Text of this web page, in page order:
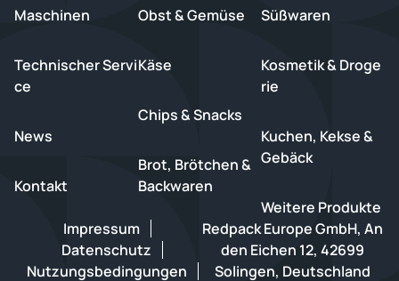
Maschinen
Technischer Servi
ce
News
Kontakt
Obst & Gemüse
Käse
Chips & Snacks
Brot, Brötchen &
Backwaren
Süßwaren
Kosmetik & Droge
rie
Kuchen, Kekse &
Gebäck
Weitere Produkte
Redpack Europe GmbH, An
den Eichen 12, 42699
Solingen, Deutschland
Impressum
Datenschutz
Nutzungsbedingungen